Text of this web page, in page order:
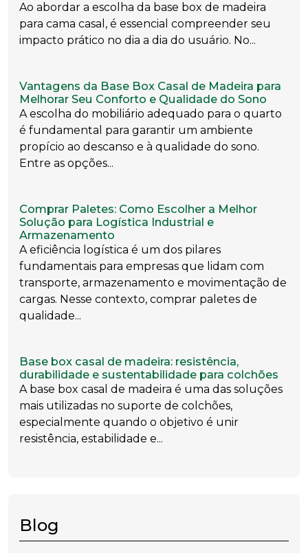
Ao abordar a escolha da base box de madeira
para cama casal, é essencial compreender seu
impacto prático no dia a dia do usuário. No...
Vantagens da Base Box Casal de Madeira para
Melhorar Seu Conforto e Qualidade do Sono
A escolha do mobiliário adequado para o quarto
é fundamental para garantir um ambiente
propício ao descanso e à qualidade do sono.
Entre as opções...
Comprar Paletes: Como Escolher a Melhor
Solução para Logística Industrial e
Armazenamento
A eficiência logística é um dos pilares
fundamentais para empresas que lidam com
transporte, armazenamento e movimentação de
cargas. Nesse contexto, comprar paletes de
qualidade...
Base box casal de madeira: resistência,
durabilidade e sustentabilidade para colchões
A base box casal de madeira é uma das soluções
mais utilizadas no suporte de colchões,
especialmente quando o objetivo é unir
resistência, estabilidade e...
Blog